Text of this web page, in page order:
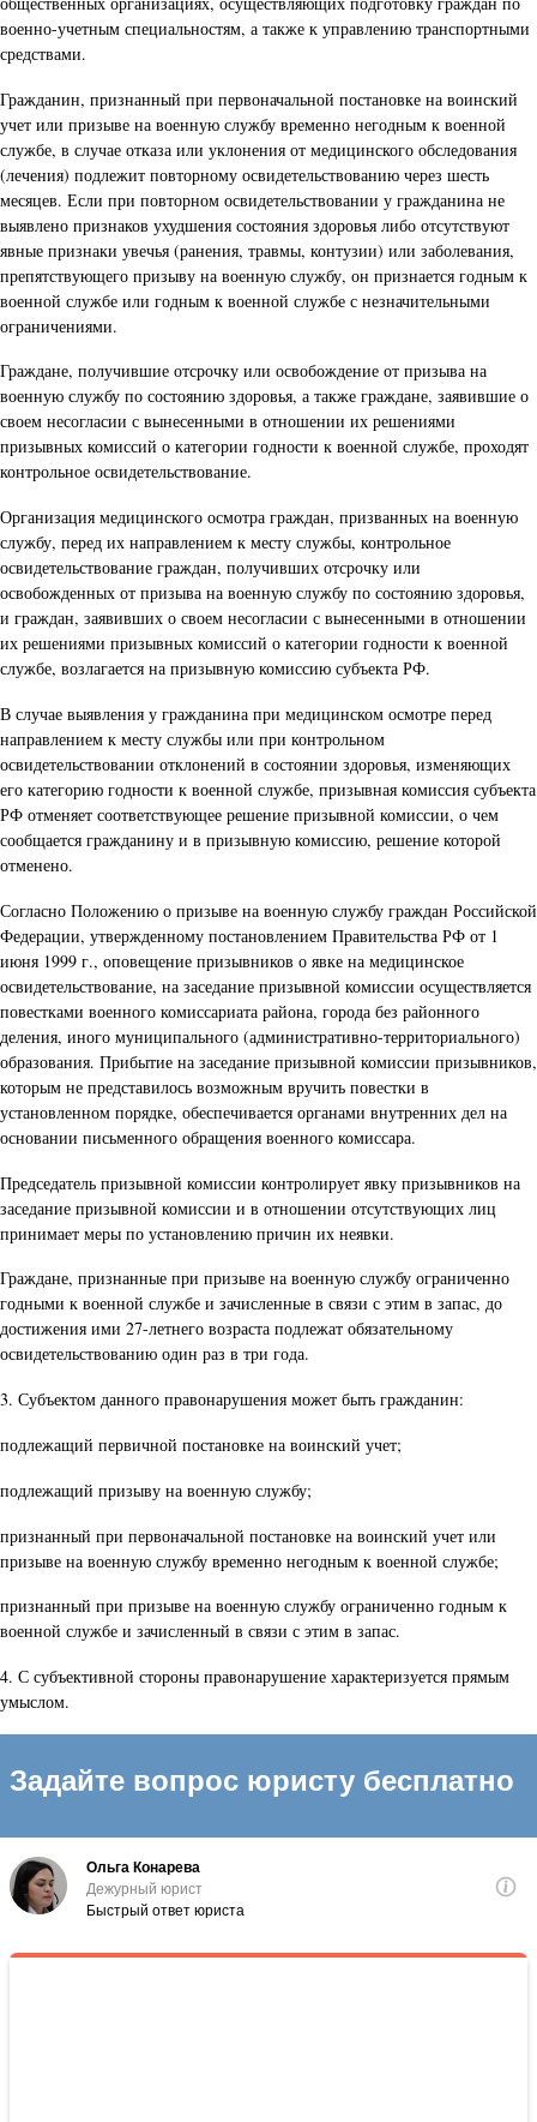
военно-учетным специальностям, а также к управлению транспортными
средствами.
Гражданин, признанный при первоначальной постановке на воинский
учет или призыве на военную службу временно негодным к военной
службе, в случае отказа или уклонения от медицинского обследования
(лечения) подлежит повторному освидетельствованию через шесть
месяцев. Если при повторном освидетельствовании у гражданина не
выявлено признаков ухудшения состояния здоровья либо отсутствуют
явные признаки увечья (ранения, травмы, контузии) или заболевания,
препятствующего призыву на военную службу, он признается годным к
военной службе или годным к военной службе с незначительными
ограничениями.
Граждане, получившие отсрочку или освобождение от призыва на
военную службу по состоянию здоровья, а также граждане, заявившие о
своем несогласии с вынесенными в отношении их решениями
призывных комиссий о категории годности к военной службе, проходят
контрольное освидетельствование.
Организация медицинского осмотра граждан, призванных на военную
службу, перед их направлением к месту службы, контрольное
освидетельствование граждан, получивших отсрочку или
освобожденных от призыва на военную службу по состоянию здоровья,
и граждан, заявивших о своем несогласии с вынесенными в отношении
их решениями призывных комиссий о категории годности к военной
службе, возлагается на призывную комиссию субъекта РФ.
В случае выявления у гражданина при медицинском осмотре перед
направлением к месту службы или при контрольном
освидетельствовании отклонений в состоянии здоровья, изменяющих
его категорию годности к военной службе, призывная комиссия субъекта
РФ отменяет соответствующее решение призывной комиссии, о чем
сообщается гражданину и в призывную комиссию, решение которой
отменено.
Согласно Положению о призыве на военную службу граждан Российской
Федерации, утвержденному постановлением Правительства РФ от 1
июня 1999 г., оповещение призывников о явке на медицинское
освидетельствование, на заседание призывной комиссии осуществляется
повестками военного комиссариата района, города без районного
деления, иного муниципального (административно-территориального)
образования. Прибытие на заседание призывной комиссии призывников,
которым не представилось возможным вручить повестки в
установленном порядке, обеспечивается органами внутренних дел на
основании письменного обращения военного комиссара.
Председатель призывной комиссии контролирует явку призывников на
заседание призывной комиссии и в отношении отсутствующих лиц
принимает меры по установлению причин их неявки.
Граждане, признанные при призыве на военную службу ограниченно
годными к военной службе и зачисленные в связи с этим в запас, до
достижения ими 27-летнего возраста подлежат обязательному
освидетельствованию один раз в три года.
3. Субъектом данного правонарушения может быть гражданин:
подлежащий первичной постановке на воинский учет;
подлежащий призыву на военную службу;
признанный при первоначальной постановке на воинский учет или
призыве на военную службу временно негодным к военной службе;
признанный при призыве на военную службу ограниченно годным к
военной службе и зачисленный в связи с этим в запас.
4. С субъективной стороны правонарушение характеризуется прямым
умыслом.